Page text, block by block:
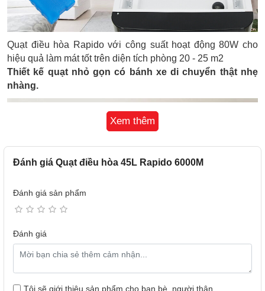
Quạt điều hòa Rapido với công suất hoạt động 80W cho
hiệu quả làm mát tốt trên diện tích phòng 20 - 25 m2
Thiết kế quạt nhỏ gọn có bánh xe di chuyển thật nhẹ
nhàng.
Quạt sử dụng động cơ SD Plus siêu êm, siêu tiết kiệm
Xem thêm
Đánh giá Quạt điều hòa 45L Rapido 6000M
Đánh giá sản phẩm
Đánh giá
Tôi sẽ giới thiệu sản phẩm cho bạn bè, người thân